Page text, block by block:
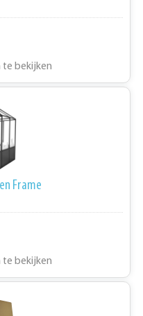
te bekijken
Frame
te bekijken